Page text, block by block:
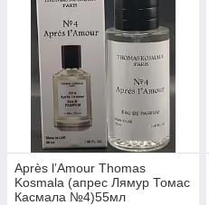
Après l’Amour Thomas
Kosmala (апрес Лямур Томас
Касмала №4)55мл